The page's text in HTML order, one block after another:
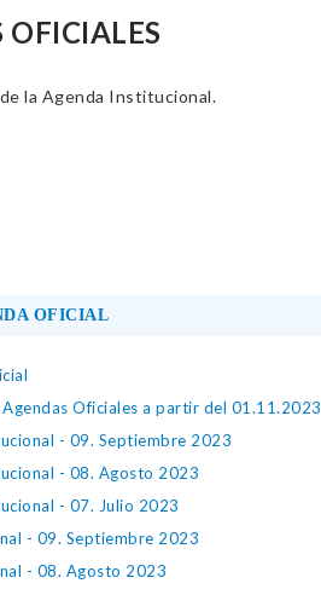
la Agenda Institucional.
OFICIAL
Oficiales a partir del 01.11.2023
- 09. Septiembre 2023
- 08. Agosto 2023
- 07. Julio 2023
- 09. Septiembre 2023
- 08. Agosto 2023